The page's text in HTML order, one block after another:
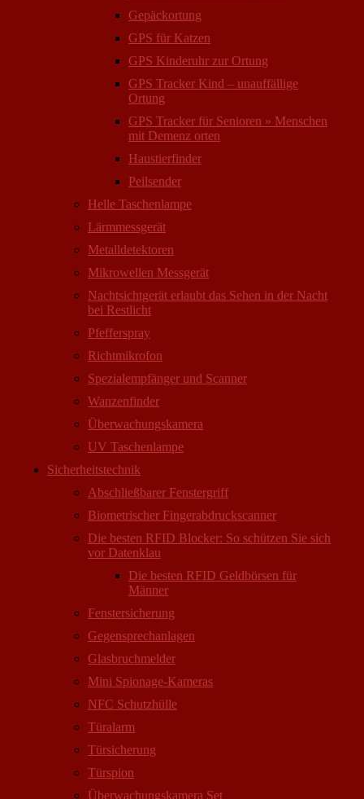
Gepäckortung
GPS für Katzen
GPS Kinderuhr zur Ortung
GPS Tracker Kind – unauffällige
Ortung
GPS Tracker für Senioren » Menschen
mit Demenz orten
Haustierfinder
Peilsender
Helle Taschenlampe
Lärmmessgerät
Metalldetektoren
Mikrowellen Messgerät
Nachtsichtgerät erlaubt das Sehen in der Nacht
bei Restlicht
Pfefferspray
Richtmikrofon
Spezialempfänger und Scanner
Wanzenfinder
Überwachungskamera
UV Taschenlampe
Sicherheitstechnik
Abschließbarer Fenstergriff
Biometrischer Fingerabdruckscanner
Die besten RFID Blocker: So schützen Sie sich
vor Datenklau
Die besten RFID Geldbörsen für
Männer
Fenstersicherung
Gegensprechanlagen
Glasbruchmelder
Mini Spionage-Kameras
NFC Schutzhülle
Türalarm
Türsicherung
Türspion
Überwachungs­kamera Set